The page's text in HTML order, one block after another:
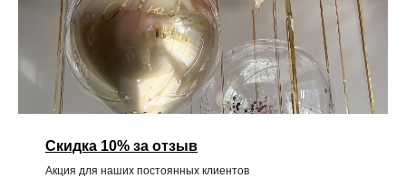
Скидка 10% за отзыв
Акция для наших постоянных клиентов